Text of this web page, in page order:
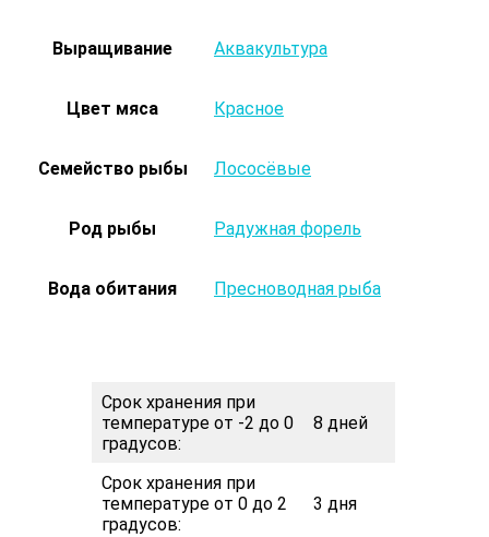
Выращивание Аквакультура
Цвет мяса Красное
Семейство рыбы Лососёвые
Род рыбы Радужная форель
Вода обитания Пресноводная рыба
Срок хранения при
температуре от -2 до 0
градусов:
8 дней
Срок хранения при
температуре от 0 до 2
градусов:
3 дня